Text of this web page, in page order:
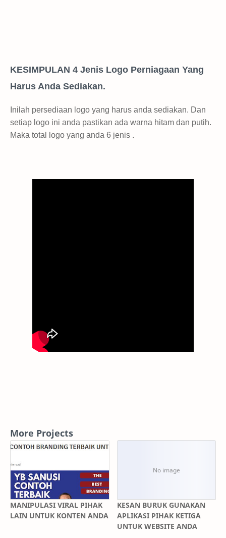
KESIMPULAN 4 Jenis Logo Perniagaan Yang
Harus Anda Sediakan.
Inilah persediaan logo yang harus anda sediakan. Dan
setiap logo ini anda pastikan ada warna hitam dan putih.
Maka total logo yang anda 6 jenis .
More Projects
MANIPULASI VIRAL PIHAK
LAIN UNTUK KONTEN ANDA
KESAN BURUK GUNAKAN
APLIKASI PIHAK KETIGA
UNTUK WEBSITE ANDA